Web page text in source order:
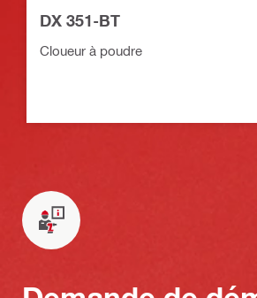
DX 351-BT
Cloueur à poudre